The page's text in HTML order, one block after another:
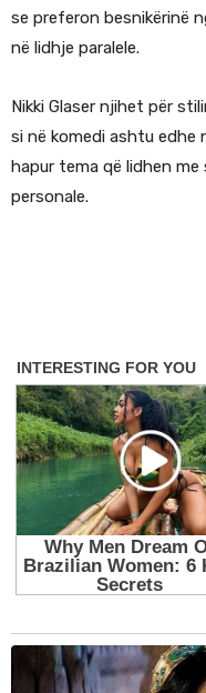
se preferon besnikërinë
në lidhje paralele.
Nikki Glaser njihet për
si në komedi ashtu
hapur tema që lidhen
personale.